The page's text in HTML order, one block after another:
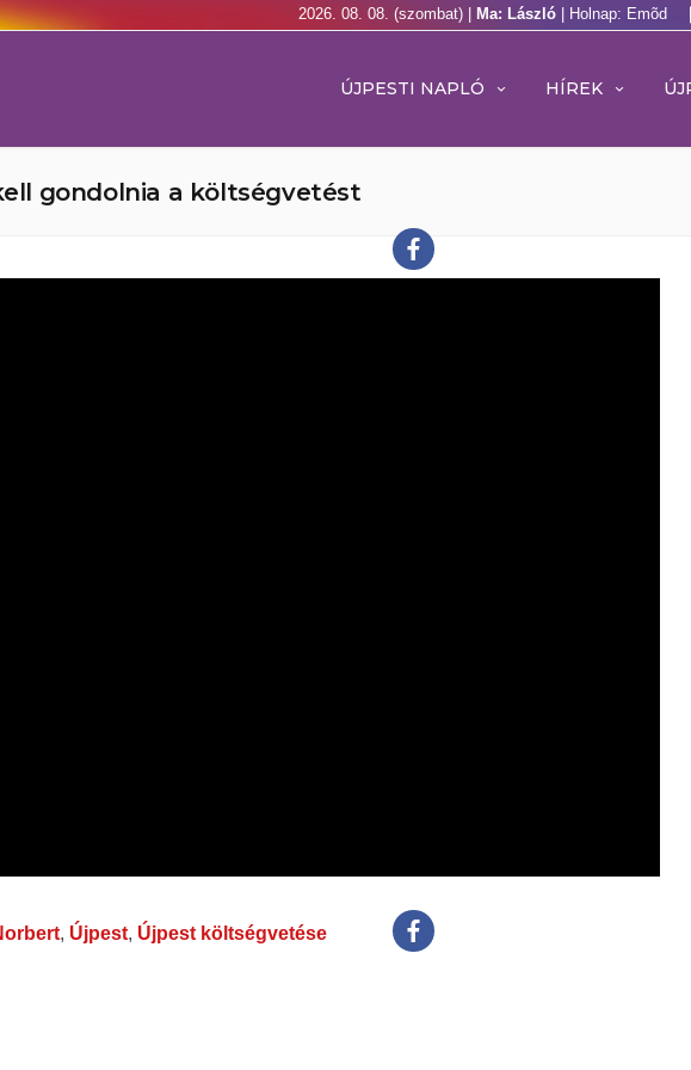
2026. 08. 08. (szombat) | Ma: László | Holnap: Emõd
ÚJPESTI NAPLÓ HÍREK
gondolnia a költségvetést
, Újpest, Újpest költségvetése